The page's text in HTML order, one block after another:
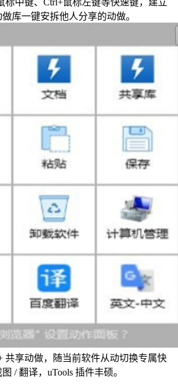
标中键、Ctrl+鼠标左键等快速键，建立
库一键安拆他人分享的动做。
共享动做，随当前软件从动切换专属快
/ 翻译，uTools 插件丰硕。